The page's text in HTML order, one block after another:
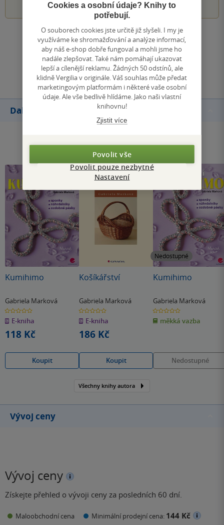
Zobrazit všechna hodnocení
Přidat hodnocení
Další knihy autora
Kumihimo
Gabriela Marková
0.0
z
5
hvězdiček
E-kniha
118 Kč
Koupit
Košíkářství
Gabriela Marková
0.0
z
5
hvězdiček
E-kniha
186 Kč
Koupit
Nedostupné
Kumihimo
Gabriela Marková
0.0
z
5
hvězdiček
měkká vazba
Nedostupné
Všechny knihy autora
Vývoj ceny
Vývoj ceny
Získejte přehled o vývoji ceny za posledních 60 dní.
Maloobchodní cena Minimální prodejní cena: 144 Kč
Cookies a osobní údaje? Knihy to
potřebují.
O souborech cookies jste určitě již slyšeli. I my je
využíváme ke shromažďování a analýze informací,
aby náš e-shop dobře fungoval a mohli jsme ho
nadále zlepšovat. Také nám pomáhají ukazovat
lepší a cílenější reklamu. Žádných 50 odstínů, ale
klidně Vergilia v originále. Váš souhlas může předat
marketingovým platformám i některé vaše osobní
údaje. Ale vše bedlivě hlídáme. Jako naši vlastní
knihovnu!
Zjistit více
Povolit vše
Povolit pouze nezbytné
Nastavení